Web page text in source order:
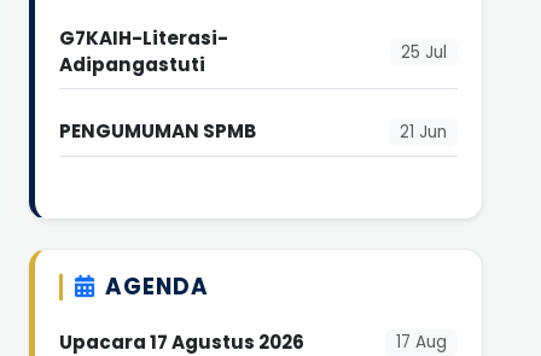
G7KAIH-Literasi-
Adipangastuti
25 Jul
PENGUMUMAN SPMB 21 Jun
AGENDA
Upacara 17 Agustus 2026 17 Aug